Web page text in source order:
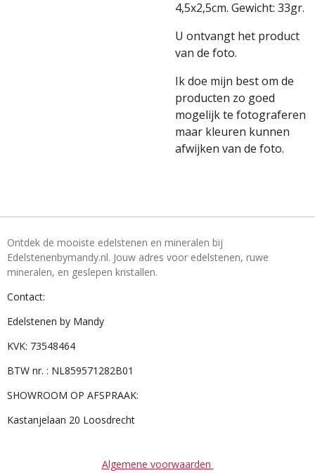
4,5x2,5cm. Gewicht: 33gr.
U ontvangt het product
van de foto.
Ik doe mijn best om de
producten zo goed
mogelijk te fotograferen
maar kleuren kunnen
afwijken van de foto.
Ontdek de mooiste edelstenen en mineralen bij
Edelstenenbymandy.nl. Jouw adres voor edelstenen, ruwe
mineralen, en geslepen kristallen.
Contact:
Edelstenen by Mandy
KVK: 73548464
BTW nr. : NL859571282B01
SHOWROOM OP AFSPRAAK:
Kastanjelaan 20 Loosdrecht
Algemene voorwaarden